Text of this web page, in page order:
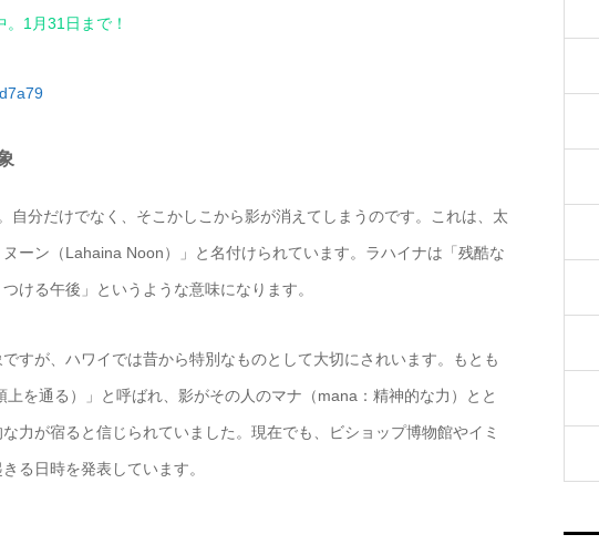
1月31日まで！
分だけでなく、そこかしこから影が消えてしまうのです。これは、太
ーン（Lahaina Noon）」と名付けられています。ラハイナは「残酷な
ける午後」というような意味になります。
すが、ハワイでは昔から特別なものとして大切にされいます。もとも
を通る）」と呼ばれ、影がその人のマナ（mana：精神的な力）とと
力が宿ると信じられていました。現在でも、ビショップ博物館やイミ
る日時を発表しています。